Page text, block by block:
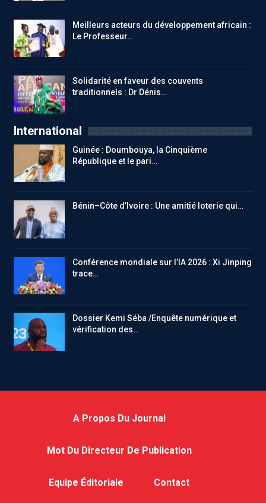
Meilleurs acteurs du développement africain :
Le Professeur…
Solidarité en faveur des couvents
traditionnels : Dr Dénis…
International
Guinée : Doumbouya, la Cinquième
République et le pari…
Bénin–Côte d’Ivoire : Une amitié loterie qui…
Conférence mondiale sur l’IA 2026 : Xi Jinping
trace…
Dossier Kemi Séba /Enquête numérique et
vérification des…
A Propos Du Journal
Mot Du Directeur De Publication
Equipe Éditoriale Contact